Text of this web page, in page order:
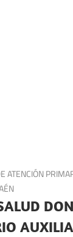
ATENCIÓN